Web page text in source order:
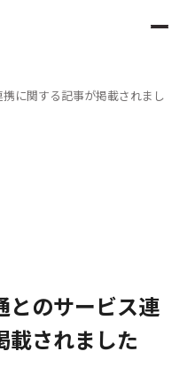
携に関する記事が掲載されまし
とのサービス連
載されました